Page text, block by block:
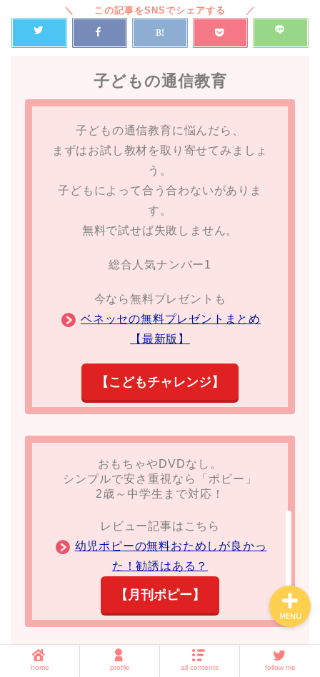
子どもの通信教育
子どもの通信教育に悩んだら、
まずはお試し教材を取り寄せてみましょ
う。
子どもによって合う合わないがありま
す。
無料で試せば失敗しません。
総合人気ナンバー1
今なら無料プレゼントも
ベネッセの無料プレゼントまとめ
【最新版】
【こどもチャレンジ】
おもちゃやDVDなし。
シンプルで安さ重視なら「ポピー」
2歳～中学生まで対応！
レビュー記事はこちら
幼児ポピーの無料おためしが良かっ
た！勧誘はある？
【月刊ポピー】
home profile all contents follow me
MENU
ホーム
子育て
暮らしの知恵
amazon・楽天・ネット通